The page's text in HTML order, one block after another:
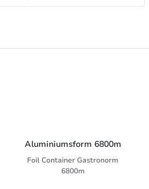
Aluminiumsform 6800m
Foil Container Gastronorm
6800m